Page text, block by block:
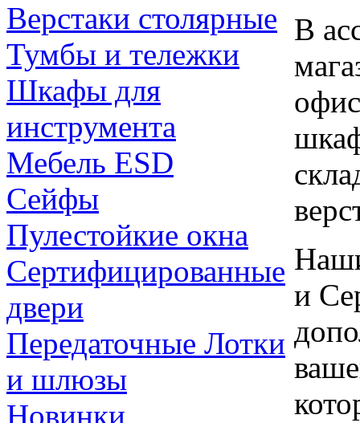
Верстаки столярные
Тумбы и тележки
Шкафы для
инструмента
Мебель ESD
Сейфы
Пулестойкие окна
Сертифицированные
двери
Передаточные Лотки
и шлюзы
Новинки
В
и